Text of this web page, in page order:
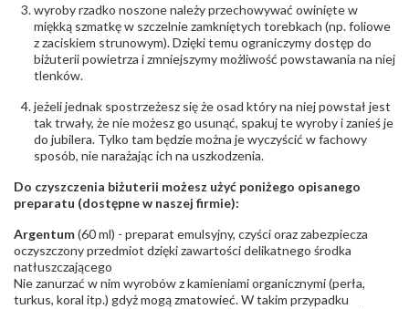
wyroby rzadko noszone należy przechowywać owinięte w
miękką szmatkę w szczelnie zamkniętych torebkach (np. foliowe
z zaciskiem strunowym). Dzięki temu ograniczymy dostęp do
biżuterii powietrza i zmniejszymy możliwość powstawania na niej
tlenków.
jeżeli jednak spostrzeżesz się że osad który na niej powstał jest
tak trwały, że nie możesz go usunąć, spakuj te wyroby i zanieś je
do jubilera. Tylko tam będzie można je wyczyścić w fachowy
sposób, nie narażając ich na uszkodzenia.
Do czyszczenia biżuterii możesz użyć poniżego opisanego
preparatu (dostępne w naszej firmie):
Argentum(60 ml) - preparat emulsyjny, czyści oraz zabezpiecza
oczyszczony przedmiot dzięki zawartości delikatnego środka
natłuszczającego
Nie zanurzać w nim wyrobów z kamieniami organicznymi (perła,
turkus, koral itp.) gdyż mogą zmatowieć. W takim przypadku